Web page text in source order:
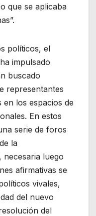
que se aplicaba
políticos, el
impulsado
buscado
representantes
en los espacios de
En estos
serie de foros
la
necesaria luego
afirmativas se
vivales,
del nuevo
del